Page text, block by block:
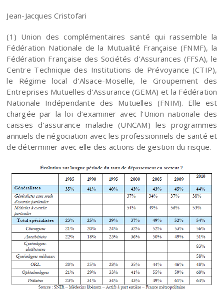
Jean-Jacques Cristofari
(1) Union des complémentaires santé qui rassemble la
Fédération Nationale de la Mutualité Française (FNMF), la
Fédération Française des Sociétés d’Assurances (FFSA), le
Centre Technique des Institutions de Prévoyance (CTIP),
le Régime local d’Alsace-Moselle, le Groupement des
Entreprises Mutuelles d’Assurance (GEMA) et la Fédération
Nationale Indépendante des Mutuelles (FNIM). Elle est
chargée par la loi d’examiner avec l’Union nationale des
caisses d’assurance maladie (UNCAM) les programmes
annuels de négociation avec les professionnels de santé et
de déterminer avec elle des actions de gestion du risque.